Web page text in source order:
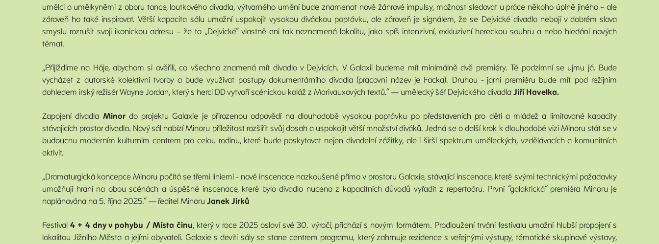
umělci a umělkyněmi z oboru tance, loutkového divadla, výtvarného umění bude znamenat nové žánrové impulsy, možnost sledovat u práce někoho úplně jiného – ale
zároveň ho také inspirovat. Větší kapacita sálu umožní uspokojit vysokou diváckou poptávku, ale zároveň je signálem, že se Dejvické divadlo nebojí v dobrém slova
smyslu rozrušit svoji ikonickou adresu – že to „Dejvické“ vlastně ani tak neznamená lokalitu, jako spíš intenzivní, exkluzivní hereckou souhru a nebo hledání nových
témat.
„Přijíždíme na Háje, abychom si ověřili, co všechno znamená mít divadlo v Dejvicích. V Galaxii budeme mít minimálně dvě premiéry. Té podzimní se ujmu já. Bude
vycházet z autorské kolektivní tvorby a bude využívat postupy dokumentárního divadla (pracovní název je Facka). Druhou - jarní premiéru bude mít pod režijním
dohledem irský režisér Wayne Jordan, který s herci DD vytvoří scénickou koláž z Marivauxových textů.“ — umělecký šéf Dejvického divadla Jiří Havelka.
Zapojení divadla Minordo projektu Galaxie je přirozenou odpovědí na dlouhodobě vysokou poptávku po představeních pro děti a mládež a limitované kapacity
stávajících prostor divadla. Nový sál nabízí Minoru příležitost rozšířit svůj dosah a uspokojit větší množství diváků. Jedná se o další krok k dlouhodobé vizi Minoru stát se v
budoucnu moderním kulturním centrem pro celou rodinu, které bude poskytovat nejen divadelní zážitky, ale i širší spektrum uměleckých, vzdělávacích a komunitních
aktivit.
„Dramaturgická koncepce Minoru počítá se třemi liniemi - nové inscenace nazkoušené přímo v prostoru Galaxie, stávající inscenace, které svými technickými požadavky
umožňují hraní na obou scénách a úspěšné inscenace, které bylo divadlo nuceno z kapacitních důvodů vyřadit z repertoáru. První “galaktická” premiéra Minoru je
naplánována na 5. října 2025.“ — ředitel Minoru Janek Jirků
Festival4 + 4 dny v pohybu / Místa činu, který v roce 2025 oslaví své 30. výročí, přichází s novým formátem. Prodloužení trvání festivalu umožní hlubší propojení s
lokalitou Jižního Města a jejími obyvateli. Galaxie s devíti sály se stane centrem programu, který zahrnuje rezidence s veřejnými výstupy, tématické skupinové výstavy,